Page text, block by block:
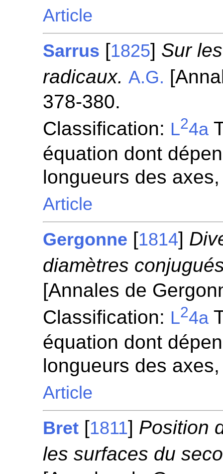
Article
Sarrus [1825] Sur
radicaux. A.G.
378-380.
Classification: L24a
équation dont
longueurs des
Article
Gergonne [1814]
diamètres
[Annales de
Classification: L24a
équation dont
longueurs des
Article
Bret [1811] Position
les surfaces du